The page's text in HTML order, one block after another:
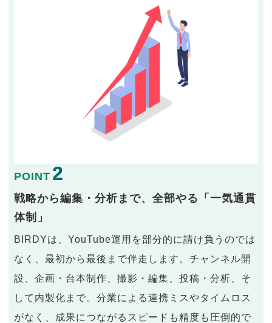
POINT 2
戦略から編集・分析まで、全部やる「一気通貫
体制」
BIRDYは、YouTube運用を部分的に請け負うのでは
なく、最初から最後まで伴走します。チャンネル開
設、企画・台本制作、撮影・編集、投稿・分析、そ
して内製化まで。分業による連携ミスやタイムロス
がなく、成果につながるスピードも精度も圧倒的で